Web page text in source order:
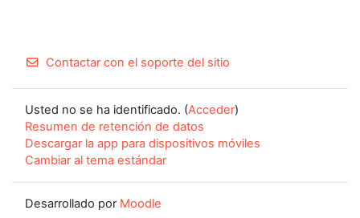
Contactar con el soporte del sitio
Usted no se ha identificado. (Acceder)
Resumen de retención de datos
Descargar la app para dispositivos móviles
Cambiar al tema estándar
Desarrollado por Moodle